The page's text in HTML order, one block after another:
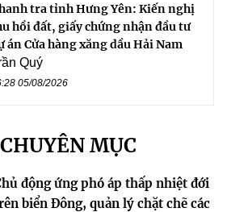
tra tỉnh Hưng Yên: Kiến nghị
hồi đất, giấy chứng nhận đầu tư
án Cửa hàng xăng dầu Hải Nam
Quý
05/08/2026
MỤC
động ứng phó áp thấp nhiệt đới
biển Đông, quản lý chặt chẽ các